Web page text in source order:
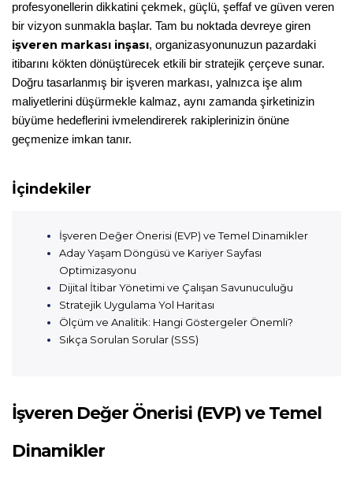
profesyonellerin dikkatini çekmek, güçlü, şeffaf ve güven veren
bir vizyon sunmakla başlar. Tam bu noktada devreye giren
işveren markası inşası, organizasyonunuzun pazardaki
itibarını kökten dönüştürecek etkili bir stratejik çerçeve sunar.
Doğru tasarlanmış bir işveren markası, yalnızca işe alım
maliyetlerini düşürmekle kalmaz, aynı zamanda şirketinizin
büyüme hedeflerini ivmelendirerek rakiplerinizin önüne
geçmenize imkan tanır.
İçindekiler
İşveren Değer Önerisi (EVP) ve Temel Dinamikler
Aday Yaşam Döngüsü ve Kariyer Sayfası
Optimizasyonu
Dijital İtibar Yönetimi ve Çalışan Savunuculuğu
Stratejik Uygulama Yol Haritası
Ölçüm ve Analitik: Hangi Göstergeler Önemli?
Sıkça Sorulan Sorular (SSS)
İşveren Değer Önerisi (EVP) ve Temel
Dinamikler